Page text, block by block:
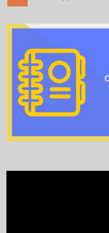
записів